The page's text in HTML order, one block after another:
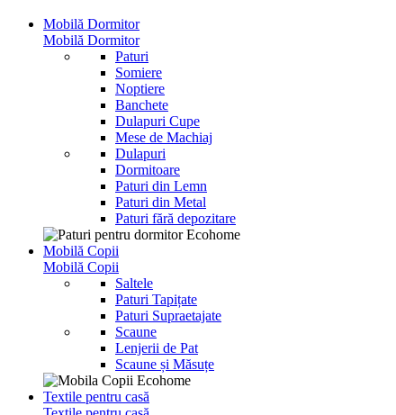
Mobilă Dormitor
Mobilă Dormitor
Paturi
Somiere
Noptiere
Banchete
Dulapuri Cupe
Mese de Machiaj
Dulapuri
Dormitoare
Paturi din Lemn
Paturi din Metal
Paturi fără depozitare
Mobilă Copii
Mobilă Copii
Saltele
Paturi Tapițate
Paturi Supraetajate
Scaune
Lenjerii de Pat
Scaune și Măsuțe
Textile pentru casă